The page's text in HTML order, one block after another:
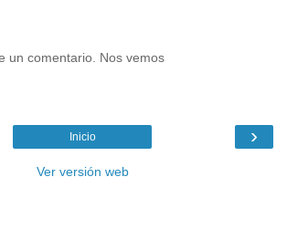
un comentario. Nos vemos
›
Inicio
Ver versión web